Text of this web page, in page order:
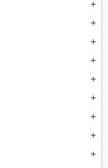
add
add
add
add
add
add
add
add
add